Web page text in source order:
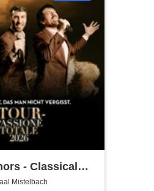
- Classical
Mistelbach